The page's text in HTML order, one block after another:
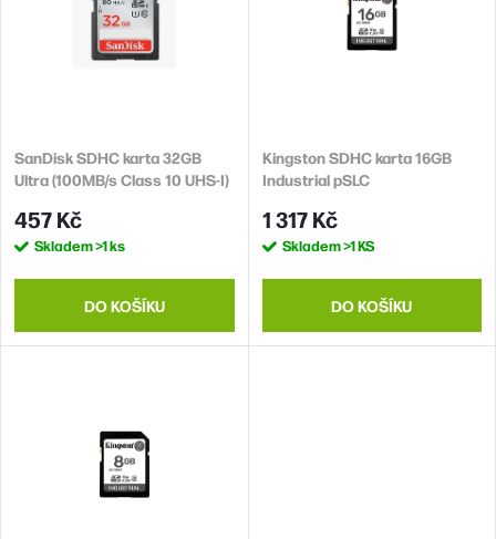
d
u
k
t
o
d
u
k
ů
SanDisk SDHC karta 32GB
Ultra (100MB/s Class 10 UHS-I)
457 Kč
Skladem>1 ks
DO KOŠÍKU
Kingston SDHC karta 16GB
Industrial pSLC
1 317 Kč
Skladem>1 KS
DO KOŠÍKU